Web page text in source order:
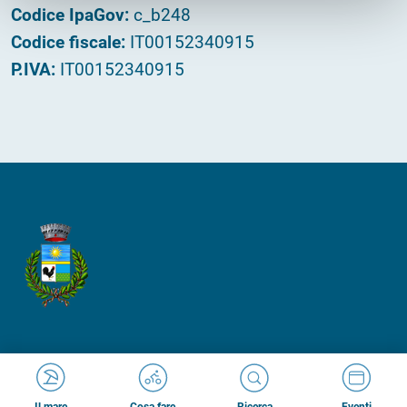
Codice IpaGov: c_b248
Codice fiscale: IT00152340915
P.IVA: IT00152340915
Made inKumbe with passion